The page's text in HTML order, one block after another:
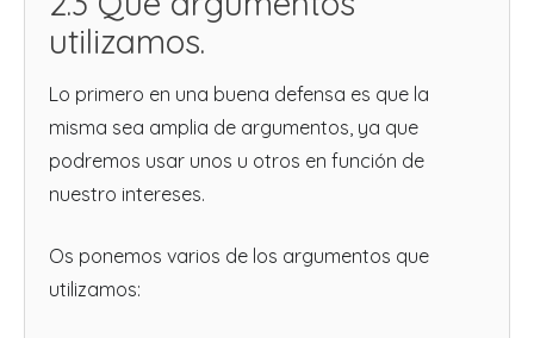
utilizamos.
Lo primero en una buena defensa es que la
misma sea amplia de argumentos, ya que
podremos usar unos u otros en función de
nuestro intereses.
Os ponemos varios de los argumentos que
utilizamos: